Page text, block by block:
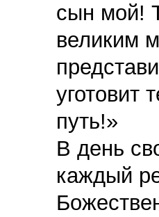
сын мой!
великим
уготовит
путь!»
В день
каждый